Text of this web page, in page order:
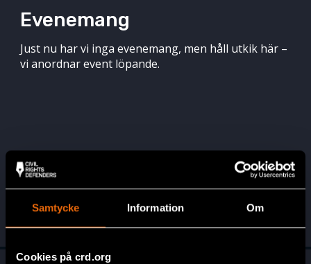
Samtycke Information Om
Cookies på crd.org
Evenemang
Just nu har vi inga evenemang, men håll utkik här –
vi anordnar event löpande.